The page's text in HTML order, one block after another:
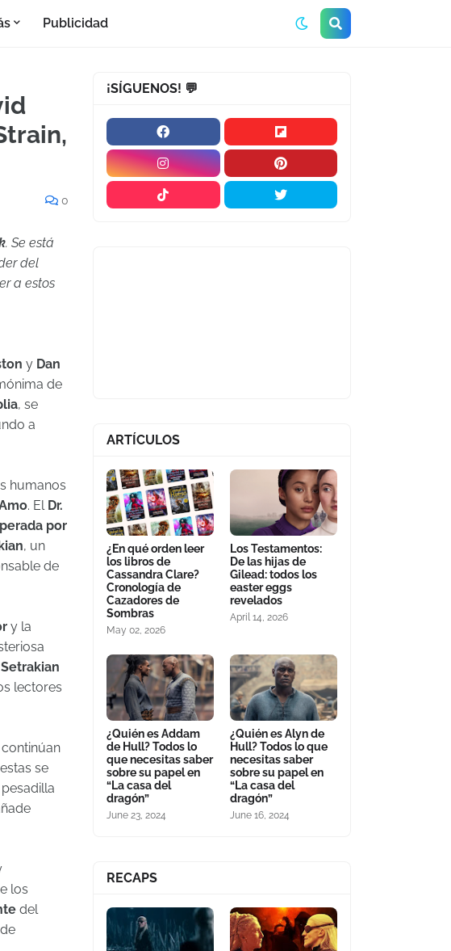
Publicidad
0
. Se está
del
a estos
y Dan
de
, se
a
humanos
. El Dr.
por
, un
de
y la
lectores
continúan
se
los
del
¡SÍGUENOS! 💬
ARTÍCULOS
¿En qué orden leer
los libros de
Cassandra Clare?
Cronología de
Cazadores de
Sombras
May 02, 2026
Los Testamentos:
De las hijas de
Gilead: todos los
easter eggs
revelados
April 14, 2026
¿Quién es Addam
de Hull? Todos lo
que necesitas saber
sobre su papel en
“La casa del
dragón”
June 23, 2024
¿Quién es Alyn de
Hull? Todos lo que
necesitas saber
sobre su papel en
“La casa del
dragón”
June 16, 2024
RECAPS